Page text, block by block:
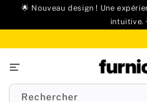
🌟 Nouveau design ! Une
intuitive.
Rechercher